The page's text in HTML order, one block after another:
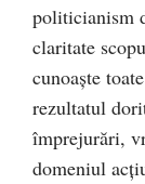
politicianism
claritate
cunoaşte
rezultatul
împrejurări,
domeniul